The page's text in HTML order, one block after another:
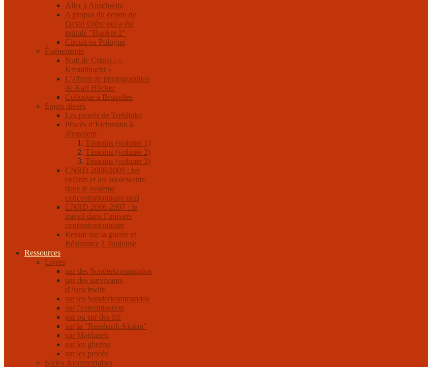
Aller à Auschwitz
A propos du dessin de
David Olère qui a été
intitulé "Bunker 2"
Circuit en Pologne
Événements
Nuit de Cristal / «
Kristallnacht »
L’album de photographies
de Karl Höcker
Colloque à Bruxelles
Sujets divers
Les procès de Treblinka
Procès d’Eichmann à
Jérusalem
Témoins (volume 1)
Témoins (volume 2)
Témoins (volume 3)
CNRD 2008/2009 : les
enfants et les adolescents
dans le système
concentrationnaire nazi
CNRD 2006-2007 : le
travail dans l’univers
concentrationnaire
Retour sur la guerre et
Résistance à Toulouse
Ressources
Livres
par des Sonderkommandos
par des survivants
d'Auschwitz
sur les Sonderkommandos
sur l'extermination
par ou sur des SS
sur la "Reinhardt Aktion"
sur Majdanek
sur les ghettos
sur les procès
Séries documentaires